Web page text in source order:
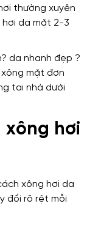
thường xuyên
hơi da mặt 2-3
xông hơi
xông hơi da
đổi rõ rệt mỗi